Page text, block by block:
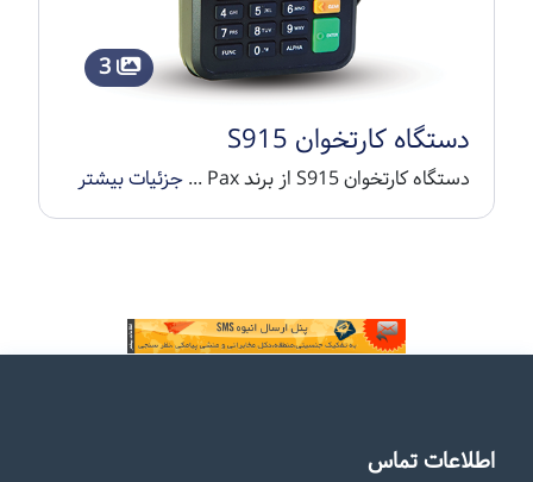
3
دستگاه کارتخوان S915
دستگاه کارتخوان S915 از برند Pax ... جزئیات بیشتر
اطلاعات تماس